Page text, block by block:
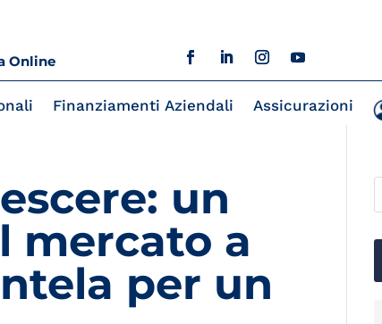
Online
Finanziamenti Aziendali Assicurazioni
un
mercato a
per un